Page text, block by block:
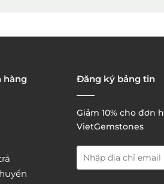
chúng tôi:
hàng Đăng ký bảng tin
Giảm 10% cho đơn
VietGemstones